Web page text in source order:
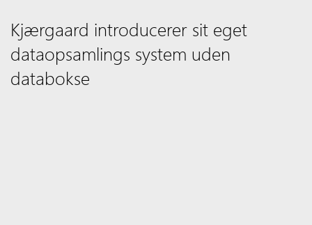
Kjærgaard introducerer sit eget
dataopsamlings system uden
databokse